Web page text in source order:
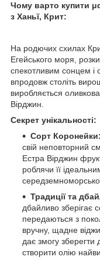
Чому варто купити
з Ханьї, Крит:
На родючих схилах
Егейського моря,
спекотливим сонцем
впродовж століть
виробляється
Вірджин.
Секрет унікальності:
Сорт Коронейки:
свій неповторний
Естра Вірджин
роблячи її
середземноморської
Традиції та
дбайливо зберігає
передаються з
вручну, щадне
дає змогу зберегти
створити олію